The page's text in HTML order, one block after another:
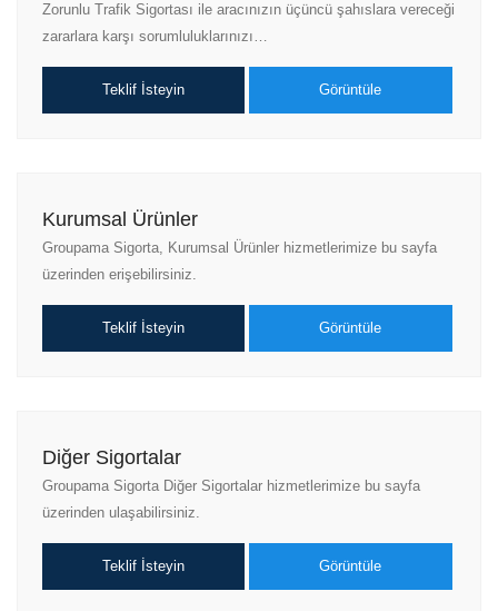
Zorunlu Trafik Sigortası ile aracınızın üçüncü şahıslara vereceği
zararlara karşı sorumluluklarınızı…
Teklif İsteyin Görüntüle
Kurumsal Ürünler
Groupama Sigorta, Kurumsal Ürünler hizmetlerimize bu sayfa
üzerinden erişebilirsiniz.
Teklif İsteyin Görüntüle
Diğer Sigortalar
Groupama Sigorta Diğer Sigortalar hizmetlerimize bu sayfa
üzerinden ulaşabilirsiniz.
Teklif İsteyin Görüntüle